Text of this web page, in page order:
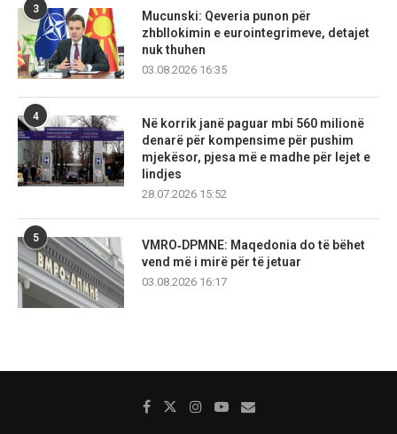
3
Mucunski: Qeveria punon për
zhbllokimin e eurointegrimeve, detajet
nuk thuhen
03.08.2026 16:35
4
Në korrik janë paguar mbi 560 milionë
denarë për kompensime për pushim
mjekësor, pjesa më e madhe për lejet e
lindjes
28.07.2026 15:52
5
VMRO‑DPMNE: Maqedonia do të bëhet
vend më i mirë për të jetuar
03.08.2026 16:17